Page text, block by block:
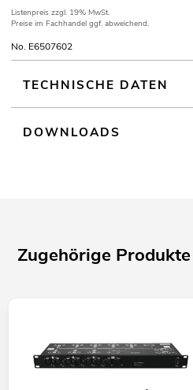
Listenpreis zzgl. 19% MwSt.
Preise im Fachhandel ggf. abweichend.
No. E6507602
TECHNISCHE DATEN
DOWNLOADS
Zugehörige Produkte